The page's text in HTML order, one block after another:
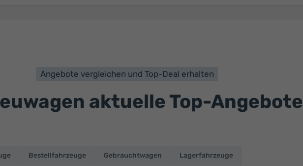
Angebote vergleichen und Top-Deal erhalten
aktuelle Top-Angebote
Bestellfahrzeuge Gebrauchtwagen Lagerfahrzeuge